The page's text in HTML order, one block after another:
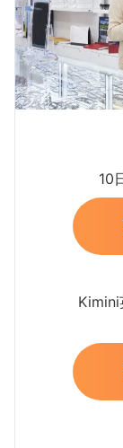
10
Kimini